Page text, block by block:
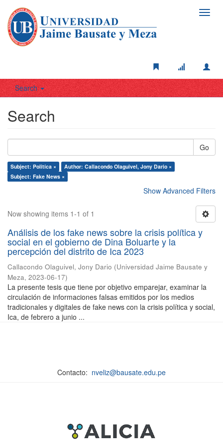
Search
Search
Go
Subject: Politíca ×
Author: Callacondo Olaguivel, Jony Dario ×
Subject: Fake News ×
Show Advanced Filters
Now showing items 1-1 of 1
Análisis de los fake news sobre la crisis política y
social en el gobierno de Dina Boluarte y la
percepción del distrito de Ica 2023
Callacondo Olaguivel, Jony Dario (Universidad Jaime Bausate y
Meza, 2023-06-17)
La presente tesis que tiene por objetivo emparejar, examinar la
circulación de informaciones falsas emitidos por los medios
tradicionales y digitales de fake news con la crisis política y social,
Ica, de febrero a junio ...
Contacto: nveliz@bausate.edu.pe